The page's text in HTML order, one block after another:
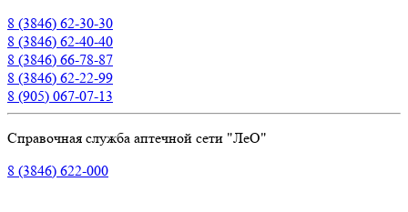
8 (3846) 62-30-30
8 (3846) 62-40-40
8 (3846) 66-78-87
8 (3846) 62-22-99
8 (905) 067-07-13
Справочная служба аптечной сети "ЛеО"
8 (3846) 622-000